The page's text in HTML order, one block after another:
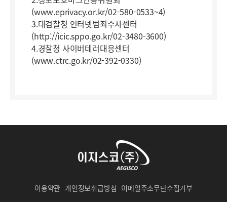
(www.eprivacy.or.kr/02-580-0533~4)
3.대검찰청 인터넷범죄수사센터
(http://icic.sppo.go.kr/02-3480-3600)
4.경찰청 사이버테러대응센터
(www.ctrc.go.kr/02-392-0330)
이용약관 개인정보취급방침 이메일주소무단수집거부